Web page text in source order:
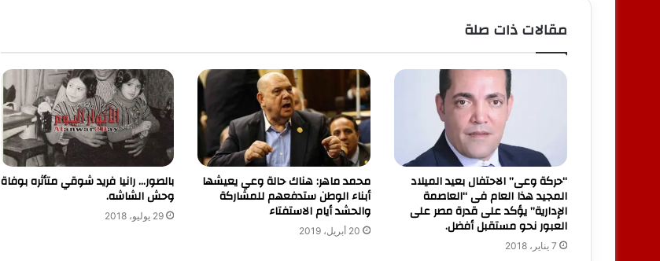
مقالات ذات صلة
“حركة وعى” الاحتفال بعيد الميلاد
المجيد هذا العام فى “العاصمة
الإدارية” يؤكد على قدرة مصر على
العبور نحو مستقبل أفضل.
7 يناير، 2018
محمد ماهر: هناك حالة وعي يعيشها
أبناء الوطن ستدفعهم للمشاركة
والحشد أيام الاستفتاء
20 أبريل، 2019
بالصور… رانيا فريد شوقي متأثره بوفاة
وحش الشاشه.
29 يوليو، 2018